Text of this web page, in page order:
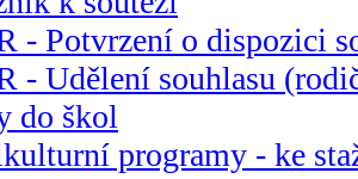
- Potvrzení o dispozici
- Udělení souhlasu
do škol
programy - ke